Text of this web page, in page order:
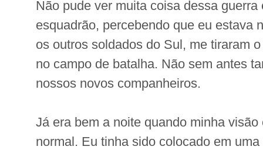
Não pude ver muita coisa dessa guerra
esquadrão, percebendo que eu estava
os outros soldados do Sul, me tiraram
no campo de batalha. Não sem antes
nossos novos companheiros.
Já era bem a noite quando minha
normal. Eu tinha sido colocado em